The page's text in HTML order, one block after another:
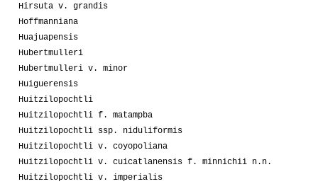
Hirsuta v. grandis
Hoffmanniana
Huajuapensis
Hubertmulleri
Hubertmulleri v. minor
Huiguerensis
Huitzilopochtli
Huitzilopochtli f. matampba
Huitzilopochtli ssp. niduliformis
Huitzilopochtli v. coyopoliana
Huitzilopochtli v. cuicatlanensis f. minnichii n.n.
Huitzilopochtli v. imperialis